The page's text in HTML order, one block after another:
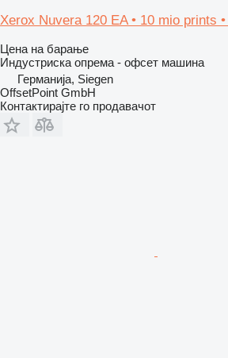
Xerox Nuvera 120 EA • 10 mio prints
Цена на барање
Индустриска опрема - офсет машина
Германија, Siegen
OffsetPoint GmbH
Контактирајте го продавачот